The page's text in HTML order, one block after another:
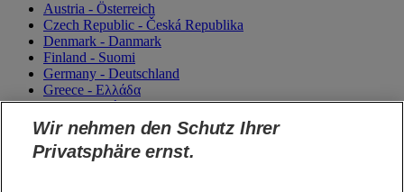
Austria - Österreich
Czech Republic - Česká Republika
Denmark - Danmark
Finland - Suomi
Germany - Deutschland
Greece - Ελλάδα
Magyarország
Italy - Italia
Netherlands - Nederland
Norway - Norge
Wir nehmen den Schutz Ihrer
Privatsphäre ernst.